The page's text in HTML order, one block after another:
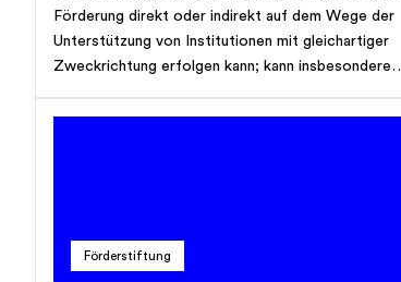
Förderung direkt oder indirekt auf dem Wege der
Unterstützung von Institutionen mit gleichartiger
Zweckrichtung erfolgen kann; kann insbesondere
Weiterbildung unterstützen, Werkbeiträge leisten,
Förderstiftung